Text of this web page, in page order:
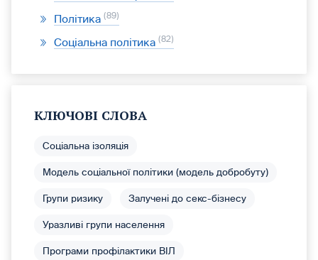
Політика 89
Соціальна політика 82
КЛЮЧОВІ СЛОВА
Соціальна ізоляція
Модель соціальної політики (модель добробуту)
Групи ризику Залучені до секс-бізнесу
Уразливі групи населення
Програми профілактики ВІЛ